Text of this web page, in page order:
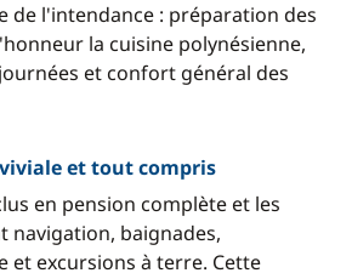
de l'intendance : préparation des
la cuisine polynésienne,
et confort général des
et tout compris
en pension complète et les
navigation, baignades,
et excursions à terre. Cette